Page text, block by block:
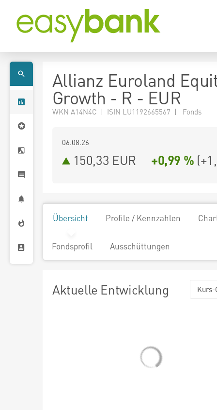
Allianz Euroland
Growth - R - EUR
WKN A14N4C | ISIN LU1192665567 | Fonds
06.08.26
150,33 EUR +0,99 % (
Übersicht Profile / Kennzahlen
Fondsprofil Ausschüttungen
Aktuelle Entwicklung Kurs-